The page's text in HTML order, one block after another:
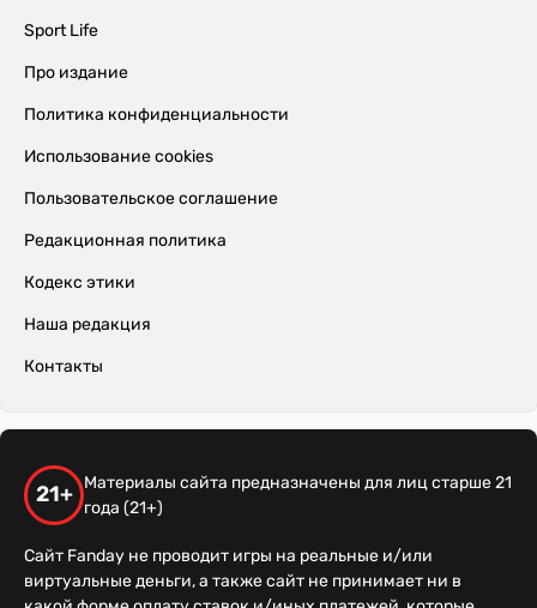
Sport Life
Про издание
Политика конфиденциальности
Использование cookies
Пользовательское соглашение
Редакционная политика
Кодекс этики
Наша редакция
Контакты
21+
Материалы сайта предназначены для лиц старше 21
года (21+)
Сайт Fanday не проводит игры на реальные и/или
виртуальные деньги, а также сайт не принимает ни в